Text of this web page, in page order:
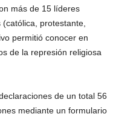
más de 15 líderes
protestante,
permitió conocer en
de la represión religiosa
de un total 56
mediante un formulario